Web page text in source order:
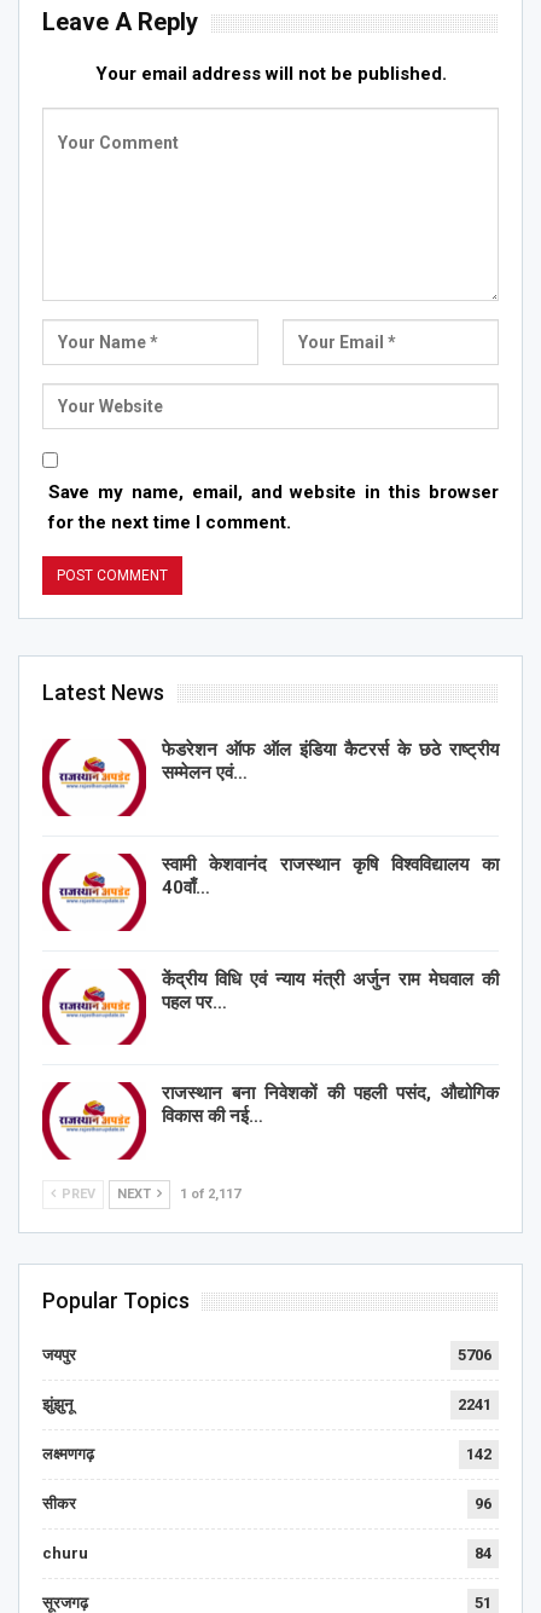
Leave A Reply
Your email address will not be published.
Save my name, email, and website in this browser
for the next time I comment.
Latest News
फेडरेशन ऑफ ऑल इंडिया कैटरर्स के छठे राष्ट्रीय
सम्मेलन एवं…
स्वामी केशवानंद राजस्थान कृषि विश्वविद्यालय का
40वाँ…
केंद्रीय विधि एवं न्याय मंत्री अर्जुन राम मेघवाल की
पहल पर…
राजस्थान बना निवेशकों की पहली पसंद, औद्योगिक
विकास की नई…
PREV NEXT 1 of 2,117
Popular Topics
जयपुर 5706
झुंझुनू 2241
लक्ष्मणगढ़ 142
सीकर 96
churu 84
सूरजगढ़ 51